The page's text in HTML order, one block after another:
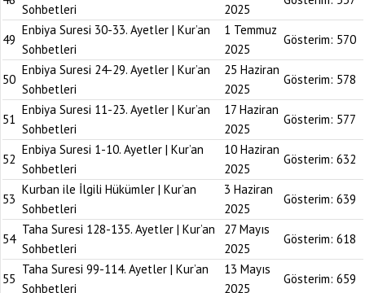
Sohbetleri 2025
49
Enbiya Suresi 30-33. Ayetler | Kur’an
Sohbetleri
1 Temmuz
2025
Gösterim: 570
50
Enbiya Suresi 24-29. Ayetler | Kur’an
Sohbetleri
25 Haziran
2025
Gösterim: 578
51
Enbiya Suresi 11-23. Ayetler | Kur’an
Sohbetleri
17 Haziran
2025
Gösterim: 577
52
Enbiya Suresi 1-10. Ayetler | Kur’an
Sohbetleri
10 Haziran
2025
Gösterim: 632
53
Kurban ile İlgili Hükümler | Kur’an
Sohbetleri
3 Haziran
2025
Gösterim: 639
54
Taha Suresi 128-135. Ayetler | Kur’an
Sohbetleri
27 Mayıs
2025
Gösterim: 618
55
Taha Suresi 99-114. Ayetler | Kur’an
Sohbetleri
13 Mayıs
2025
Gösterim: 659